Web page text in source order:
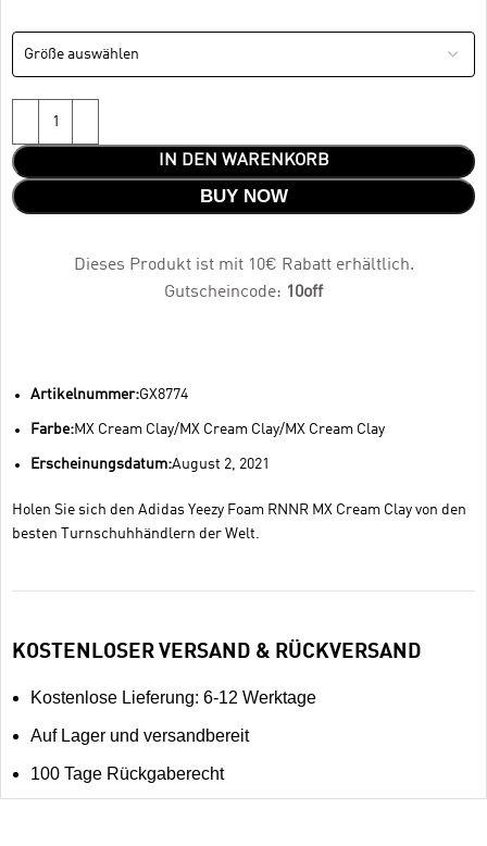
IN DEN WARENKORB
BUY NOW
Dieses Produkt ist mit 10€ Rabatt erhältlich.
Gutscheincode: 10off
Artikelnummer:GX8774
Farbe:MX Cream Clay/MX Cream Clay/MX Cream Clay
Erscheinungsdatum:August 2, 2021
Holen Sie sich den Adidas Yeezy Foam RNNR MX Cream Clay von den
besten Turnschuhhändlern der Welt.
KOSTENLOSER VERSAND & RÜCKVERSAND
Kostenlose Lieferung: 6-12 Werktage
Auf Lager und versandbereit
100 Tage Rückgaberecht